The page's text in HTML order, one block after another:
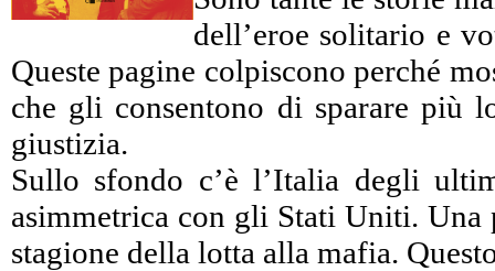
dell’eroe solitario e
Queste pagine colpiscono perché
che gli consentono di sparare più
giustizia.
Sullo sfondo c’è l’Italia degli
asimmetrica con gli Stati Uniti. Una
stagione della lotta alla mafia.